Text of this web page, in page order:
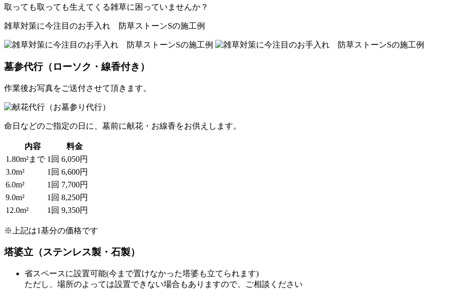
取っても取っても生えてくる雑草に困っていませんか？
雑草対策に今注目のお手入れ 防草ストーンSの施工例
墓参代行（ローソク・線香付き）
作業後お写真をご送付させて頂きます。
命日などのご指定の日に、墓前に献花・お線香をお供えします。
内容
料金
1.80m²まで 1回 6,050円
3.0m²
1回 6,600円
6.0m²
1回 7,700円
9.0m²
1回 8,250円
12.0m²
1回 9,350円
※上記は1基分の価格です
塔婆立（ステンレス製・石製）
省スペースに設置可能(今まで置けなかった塔婆も立てられます)
ただし、場所のよっては設置できない場合もありますので、ご相談ください